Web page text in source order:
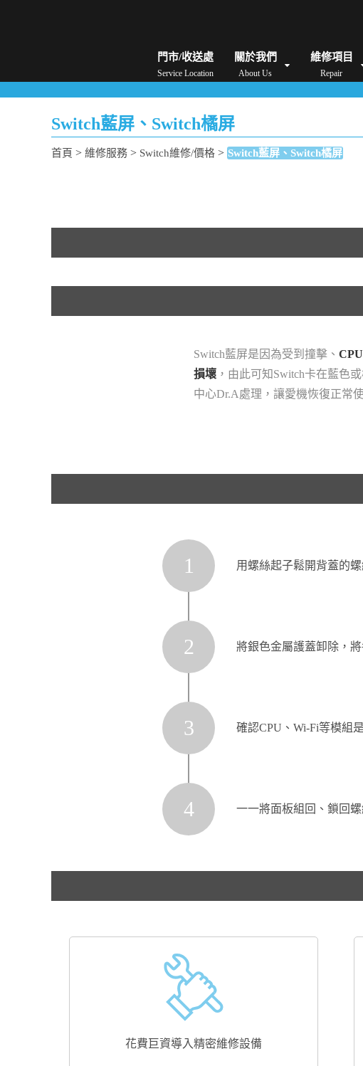
門市/收送處
Service Location
關於我們
About Us
維修項目
Repair
Android手機維修/價格 MacBook維修/價格 iPad維
Switch藍屏、Switch橘屏
首頁 > 維修服務 > Switch維修/價格 > Switch藍屏、Switch橘屏
Switch藍屏是因為受到撞擊、
損壞 ，由此可知Switch卡在藍色
中心Dr.A處理，讓愛機恢復正常
1 用螺絲起子鬆開背蓋的
2 將銀色金屬護蓋卸除，
3 確認CPU、Wi-Fi等模組
4 一一將面板組回、鎖回
花費巨資導入精密維修設備